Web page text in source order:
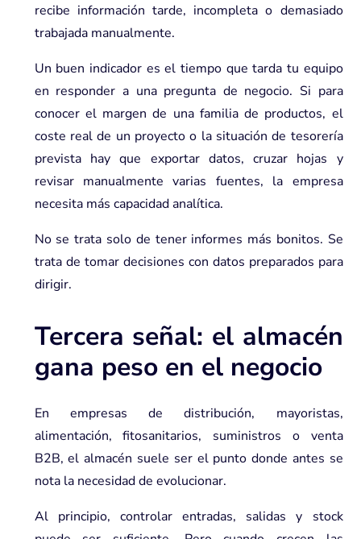
recibe información tarde, incompleta o demasiado
trabajada manualmente.
Un buen indicador es el tiempo que tarda tu equipo
en responder a una pregunta de negocio. Si para
conocer el margen de una familia de productos, el
coste real de un proyecto o la situación de tesorería
prevista hay que exportar datos, cruzar hojas y
revisar manualmente varias fuentes, la empresa
necesita más capacidad analítica.
No se trata solo de tener informes más bonitos. Se
trata de tomar decisiones con datos preparados para
dirigir.
Tercera señal: el almacén
gana peso en el negocio
En empresas de distribución, mayoristas,
alimentación, fitosanitarios, suministros o venta
B2B, el almacén suele ser el punto donde antes se
nota la necesidad de evolucionar.
Al principio, controlar entradas, salidas y stock